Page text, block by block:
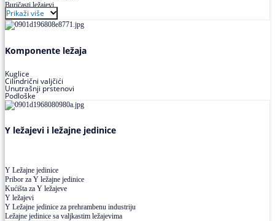
Buričasti ležajevi
Buričasti zaptiveni ležajevi
Buričasti aksijalni ležajevi
Prikaži više
Komponente ležaja
Kuglice
Cilindrični valjčići
Unutrašnji prstenovi
Podloške
Y ležajevi i ležajne jedinice
Y Ležajne jedinice
Pribor za Y ležajne jedinice
Kućišta za Y ležajeve
Y ležajevi
Y Ležajne jedinice za prehrambenu industriju
Ležajne jedinice sa valjkastim ležajevima